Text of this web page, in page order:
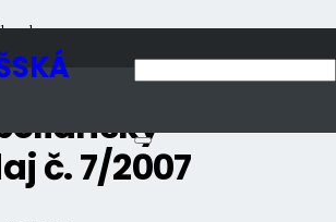
č. 7/2007